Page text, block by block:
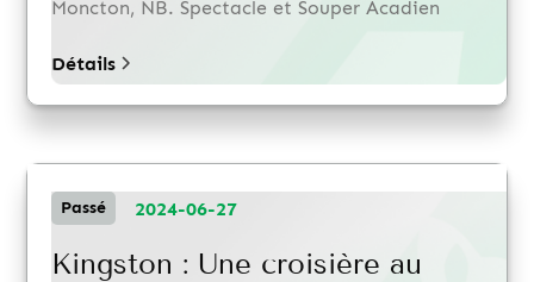
Moncton, NB. Spectacle et Souper Acadien
Détails
Passé 2024-06-27
Kingston : Une croisière au